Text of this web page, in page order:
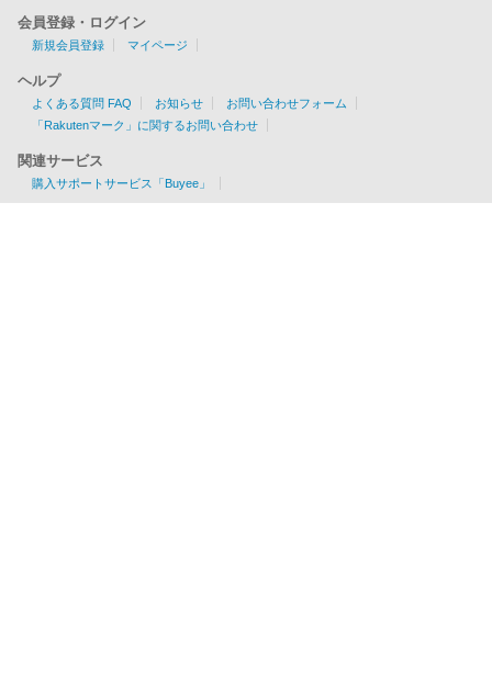
会員登録・ログイン
新規会員登録 マイページ
ヘルプ
よくある質問 FAQ お知らせ
お問い合わせフォーム
「Rakutenマーク」に関するお問い合わせ
関連サービス
購入サポートサービス「Buyee」